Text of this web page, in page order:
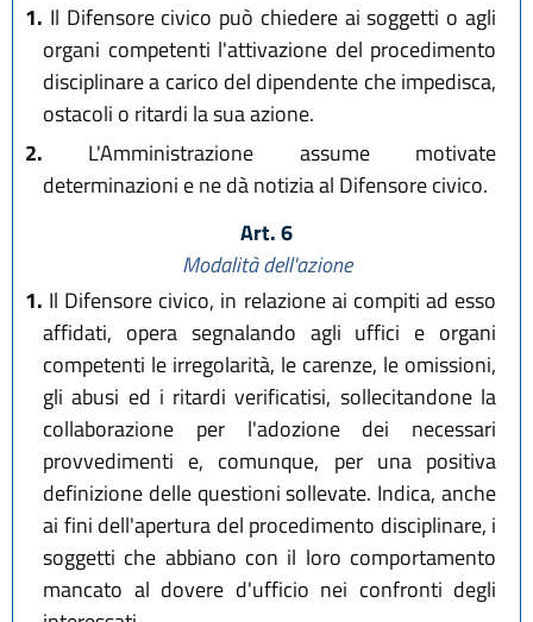
1. Il Difensore civico può chiedere ai soggetti o agli
organi competenti l'attivazione del procedimento
disciplinare a carico del dipendente che impedisca,
ostacoli o ritardi la sua azione.
2. L'Amministrazione assume motivate
determinazioni e ne dà notizia al Difensore civico.
Art. 6
Modalità dell'azione
1. Il Difensore civico, in relazione ai compiti ad esso
affidati, opera segnalando agli uffici e organi
competenti le irregolarità, le carenze, le omissioni,
gli abusi ed i ritardi verificatisi, sollecitandone la
collaborazione per l'adozione dei necessari
provvedimenti e, comunque, per una positiva
definizione delle questioni sollevate. Indica, anche
ai fini dell'apertura del procedimento disciplinare, i
soggetti che abbiano con il loro comportamento
mancato al dovere d'ufficio nei confronti degli